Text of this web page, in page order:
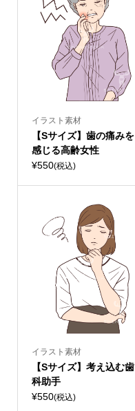
イラスト素材
【Sサイズ】歯の痛みを
感じる高齢女性
¥550(税込)
イラスト素材
【Sサイズ】考え込む歯
科助手
¥550(税込)